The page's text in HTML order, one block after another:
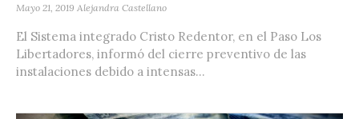
Mayo 21, 2019 Alejandra Castellano
El Sistema integrado Cristo Redentor, en el Paso Los
Libertadores, informó del cierre preventivo de las
instalaciones debido a intensas...